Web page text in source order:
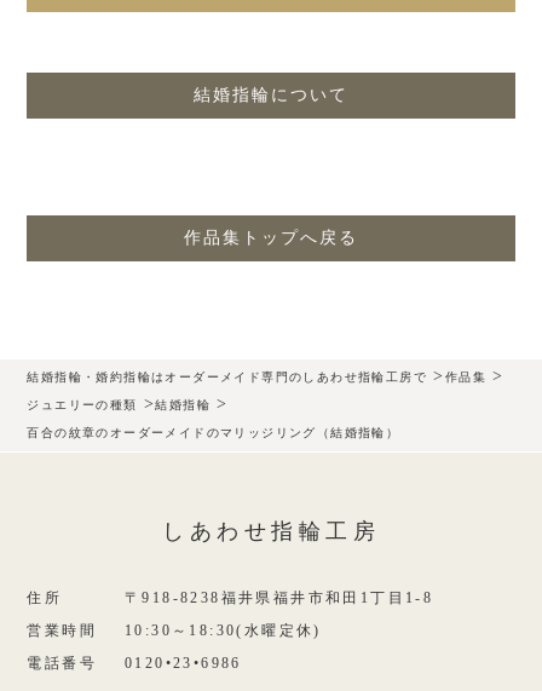
結婚指輪について
作品集トップへ戻る
結婚指輪・婚約指輪はオーダーメイド専門のしあわせ指輪工房で > 作品集 >
ジュエリーの種類 >結婚指輪 >
百合の紋章のオーダーメイドのマリッジリング（結婚指輪）
しあわせ指輪工房
住所
〒918-8238福井県福井市和田1丁目1-8
営業時間
10:30～18:30(水曜定休)
電話番号
0120•23•6986